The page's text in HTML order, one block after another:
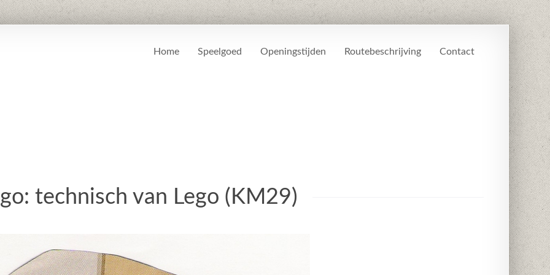
Home Speelgoed Openingstijden Routebeschrijving Contact
technisch van Lego (KM29)